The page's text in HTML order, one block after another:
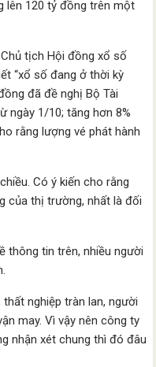
lên 120 tỷ đồng trên một
tịch Hội đồng xổ số
“xổ số đang ở thời kỳ
đã đề nghị Bộ Tài
ngày 1/10; tăng hơn 8%
rằng lượng vé phát hành
Có ý kiến cho rằng
của thị trường, nhất là đối
thông tin trên, nhiều người
thất nghiệp tràn lan, người
may. Vì vậy nên công ty
nhận xét chung thì đó đâu